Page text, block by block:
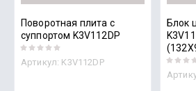
Поворотная плита с
суппортом K3V112DP
Артикул: K3V112DP
Блок